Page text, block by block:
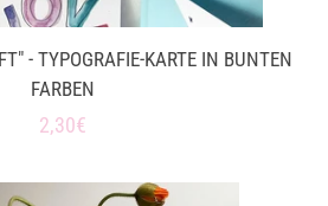
- TYPOGRAFIE-KARTE IN BUNTEN
FARBEN
Normaler
2,30€